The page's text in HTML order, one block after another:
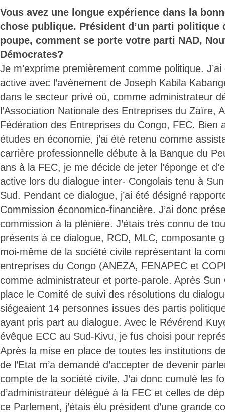
Vous avez une longue expérience dans la
chose publique. Président d’un parti politique
poupe, comment se porte votre parti NAD,
Démocrates?
Je m’exprime premièrement comme politique.
active avec l’avènement de Joseph Kabila
dans le secteur privé où, comme administrateur
l’Association Nationale des Entreprises du Zaïre,
Fédération des Entreprises du Congo, FEC. Bien
études en économie, j’ai été retenu comme
carrière professionnelle débute à la Banque du
ans à la FEC, je me décide de jeter l’éponge et
active lors du dialogue inter- Congolais tenu à
Sud. Pendant ce dialogue, j’ai été désigné
Commission économico-financière. J’ai donc
commission à la plénière. J’étais très connu de
présents à ce dialogue, RCD, MLC, composante
moi-même de la société civile représentant la
entreprises du Congo (ANEZA, FENAPEC et
comme administrateur et porte-parole. Après Sun
place le Comité de suivi des résolutions du
siégeaient 14 personnes issues des partis
ayant pris part au dialogue. Avec le Révérend
évêque ECC au Sud-Kivu, je fus choisi pour
Après la mise en place de toutes les institutions
de l’Etat m’a demandé d’accepter de devenir
compte de la société civile. J’ai donc cumulé les
d’administrateur délégué à la FEC et celles de
ce Parlement, j’étais élu président d’une grande